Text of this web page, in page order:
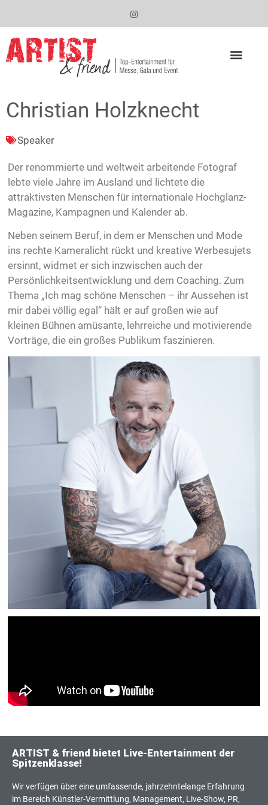
Christian Holzknecht
Speaker
Der renommierte und weltweit arbeitende Fotograf
lebte viele Jahre im Ausland und lichtete die
attraktivsten Menschen für internationale Hochglanz-
Magazine, Kampagnen und Kalender ab.
Neben seinem Beruf, in dem er Menschen und Mode
ins rechte Kameralicht rückt und kreative Werbesujets
ersinnt, widmet er sich inzwischen auch der
Persönlichkeitsentwicklung und dem Coaching. Zum
Thema „Ich mag schöne Menschen – ihr Aussehen ist
mir dabei völlig egal“ hält er auf großen wie auf
kleinen Bühnen amüsante, lehrreiche und motivierende
Vorträge, die ein großes Publikum faszinieren.
ARTIST & friend bietet Live-Entertainment der
Spitzenklasse!
Wir verfügen über eine umfassende, jahrzehntelange Erfahrung
im Bereich Künstler-Vermittlung, Management, Live-Show, PR,